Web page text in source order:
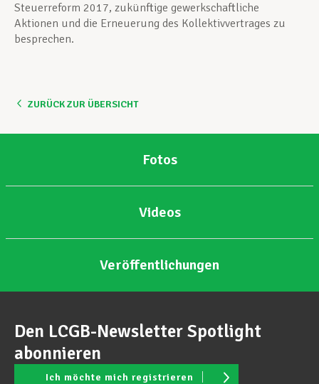
Steuerreform 2017, zukünftige gewerkschaftliche
Aktionen und die Erneuerung des Kollektivvertrages zu
besprechen.
ZURÜCK ZUR ÜBERSICHT
Fotos
Videos
Veröffentlichungen
Den LCGB-Newsletter Spotlight
abonnieren
Ich möchte mich registrieren